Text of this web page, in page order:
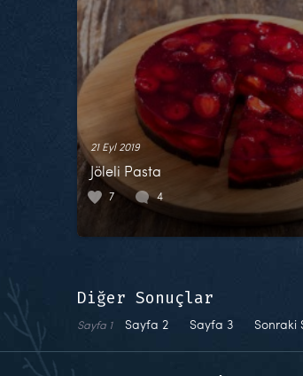
21 Eyl 2019
Jöleli Pasta
7 4
Diğer Sonuçlar
Sayfa 1 Sayfa 2 Sayfa 3 Sonraki